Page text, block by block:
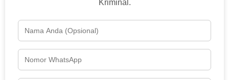
Kriminal.